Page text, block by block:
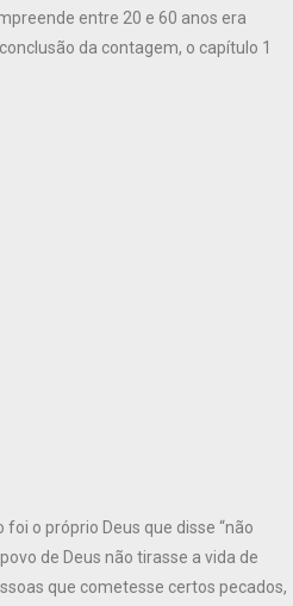
entre 20 e 60 anos era
da contagem, o capítulo 1
o próprio Deus que disse “não
de Deus não tirasse a vida de
que cometesse certos pecados,